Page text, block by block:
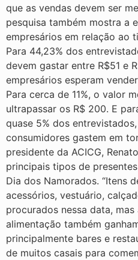
que as vendas devem ser
pesquisa também mostra a
empresários em relação ao
Para 44,23% dos
devem gastar entre R$51 e
empresários esperam
Para cerca de 11%, o valor
ultrapassar os R$ 200. E
quase 5% dos
consumidores gastem em
presidente da ACICG,
principais tipos de
Dia dos Namorados. “Itens
acessórios, vestuário,
procurados nessa data,
alimentação também
principalmente bares e
de muitos casais para